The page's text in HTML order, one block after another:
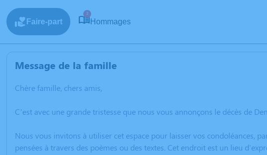
Faire-part
3
Hommages
Message de la famille
Chère famille, chers amis,
C’est avec une grande tristesse que nous vous annonçons le décès de
Nous vous invitons à utiliser cet espace pour laisser vos condoléances,
pensées à travers des poèmes ou des textes. Cet endroit est un lieu